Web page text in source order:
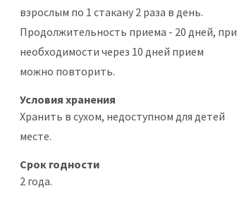
взрослым по 1 стакану 2 раза в день.
Продолжительность приема - 20 дней, при
необходимости через 10 дней прием
можно повторить.
Условия хранения
Хранить в сухом, недоступном для детей
месте.
Срок годности
2 года.